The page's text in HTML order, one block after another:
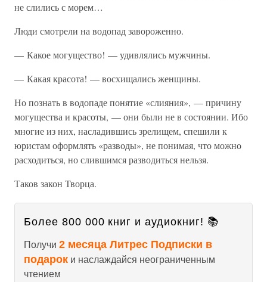
не слились с морем…
Люди смотрели на водопад завороженно.
— Какое могущество! — удивлялись мужчины.
— Какая красота! — восхищались женщины.
Но познать в водопаде понятие «слияния», — причину
могущества и красоты, — они были не в состоянии. Ибо
многие из них, насладившись зрелищем, спешили к
юристам оформлять «разводы», не понимая, что можно
расходиться, но слившимся разводиться нельзя.
Таков закон Творца.
Более 800 000 книг и аудиокниг! 📚
Получи 2 месяца Литрес Подписки в
подарок и наслаждайся неограниченным
чтением